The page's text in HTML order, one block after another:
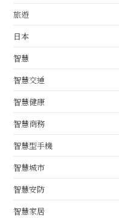
旅遊
日本
智慧
智慧交通
智慧健康
智慧商務
智慧型手機
智慧城市
智慧安防
智慧家居